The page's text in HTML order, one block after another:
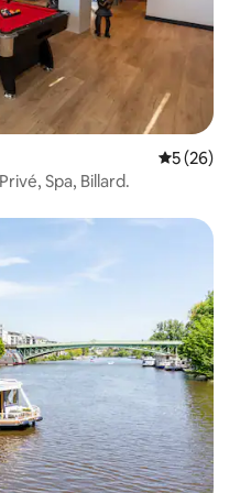
5 (26)
Spa, Billard.